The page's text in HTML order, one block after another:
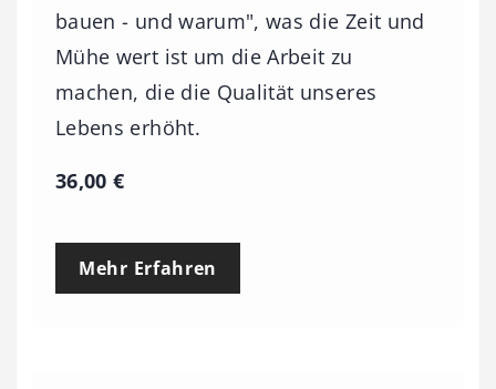
bauen - und warum", was die Zeit und
Mühe wert ist um die Arbeit zu
machen, die die Qualität unseres
Lebens erhöht.
36,00€
Mehr Erfahren